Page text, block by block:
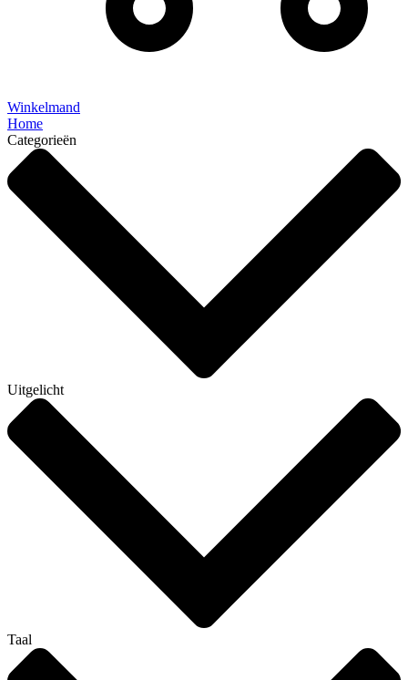
Winkelmand
Home
Categorieën
Uitgelicht
Taal